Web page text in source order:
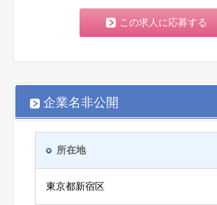
この求人に応募する
企業名非公開
所在地
東京都新宿区